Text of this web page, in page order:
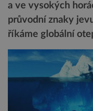
a ve vysokých
průvodní znaky
říkáme globální